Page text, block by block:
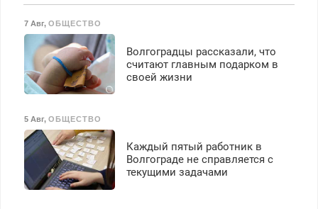
Ежемесячно
выплачивается денежная
премия. Возможно
транспортной
безопасности с з/п до
125000 руб.
7 Авг, ОБЩЕСТВО
Волгоградцы рассказали, что
считают главным подарком в
своей жизни
5 Авг, ОБЩЕСТВО
Каждый пятый работник в
Волгограде не справляется с
текущими задачами